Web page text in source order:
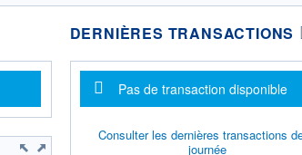
DERNIÈRES TRANSACTIONS
Message d'information
Pas de transaction disponible
Consulter les dernières transactions
journée